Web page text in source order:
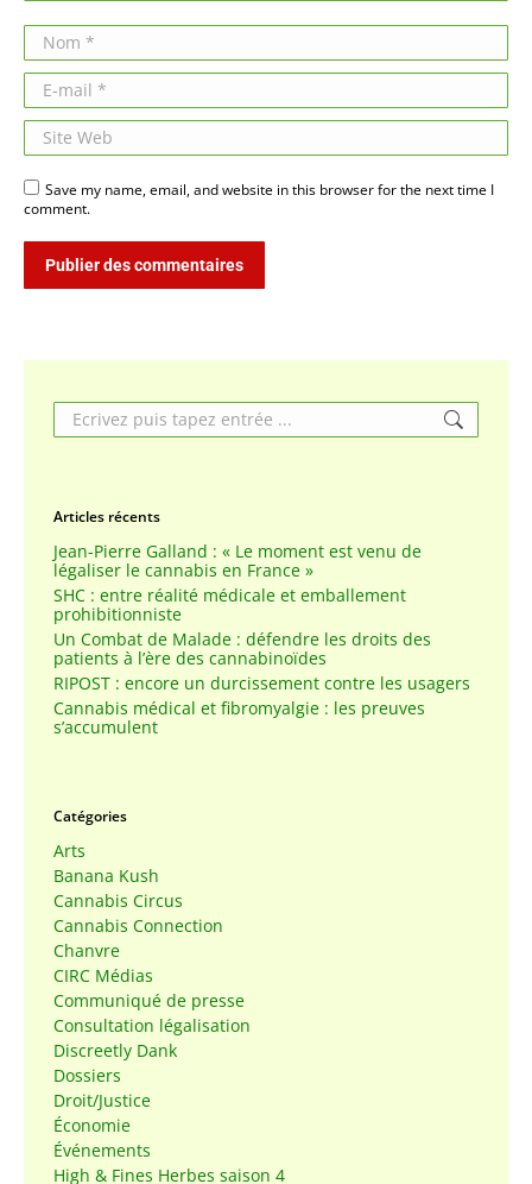
Nom *
E-mail *
Site Web
Save my name, email, and website in this browser for the next time I
comment.
Publier des commentaires
Search:
Articles récents
Jean-Pierre Galland : « Le moment est venu de
légaliser le cannabis en France »
SHC : entre réalité médicale et emballement
prohibitionniste
Un Combat de Malade : défendre les droits des
patients à l’ère des cannabinoïdes
RIPOST : encore un durcissement contre les usagers
Cannabis médical et fibromyalgie : les preuves
s’accumulent
Catégories
Arts
Banana Kush
Cannabis Circus
Cannabis Connection
Chanvre
CIRC Médias
Communiqué de presse
Consultation légalisation
Discreetly Dank
Dossiers
Droit/Justice
Économie
Événements
High & Fines Herbes saison 4